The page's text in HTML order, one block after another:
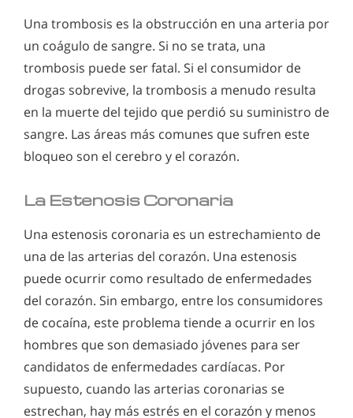
Una trombosis es la obstrucción en una arteria por
un coágulo de sangre. Si no se trata, una
trombosis puede ser fatal. Si el consumidor de
drogas sobrevive, la trombosis a menudo resulta
en la muerte del tejido que perdió su suministro de
sangre. Las áreas más comunes que sufren este
bloqueo son el cerebro y el corazón.
La Estenosis Coronaria
Una estenosis coronaria es un estrechamiento de
una de las arterias del corazón. Una estenosis
puede ocurrir como resultado de enfermedades
del corazón. Sin embargo, entre los consumidores
de cocaína, este problema tiende a ocurrir en los
hombres que son demasiado jóvenes para ser
candidatos de enfermedades cardíacas. Por
supuesto, cuando las arterias coronarias se
estrechan, hay más estrés en el corazón y menos